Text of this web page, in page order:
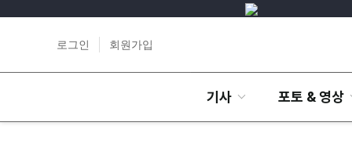
로그인 회원가입
기사 포토 & 영상